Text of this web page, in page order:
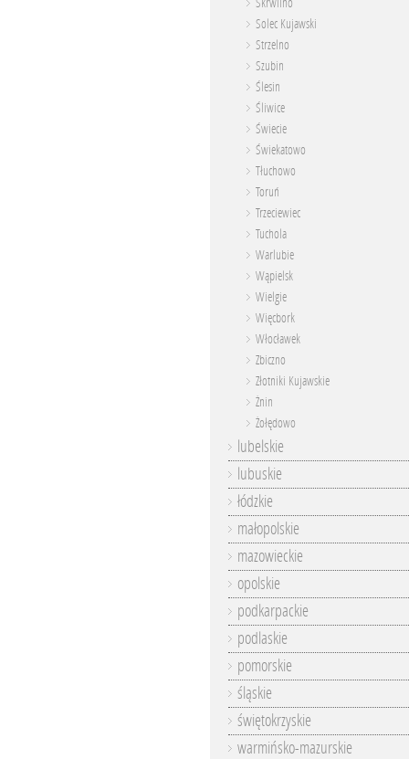
Skrwilno
Solec Kujawski
Strzelno
Szubin
Ślesin
Śliwice
Świecie
Świekatowo
Tłuchowo
Toruń
Trzeciewiec
Tuchola
Warlubie
Wąpielsk
Wielgie
Więcbork
Włocławek
Zbiczno
Złotniki Kujawskie
Żnin
Żołędowo
lubelskie
lubuskie
łódzkie
małopolskie
mazowieckie
opolskie
podkarpackie
podlaskie
pomorskie
śląskie
świętokrzyskie
warmińsko-mazurskie